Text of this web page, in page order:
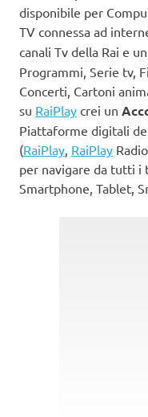
disponibile per
TV connessa ad
canali Tv della Rai e
Programmi, Serie tv,
Concerti, Cartoni
su RaiPlay crei un
Piattaforme digitali
(RaiPlay RaiPlay Radio,
per navigare da tutti i
Smartphone, Tablet,